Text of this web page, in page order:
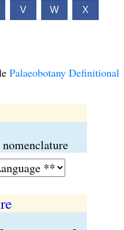
V W X
Palaeobotany Definitional
nomenclature